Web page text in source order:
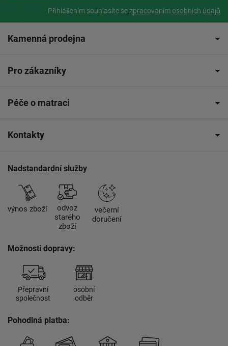
Přihlášením souhlasíte sezpracovaním osobních údajů
Kamenná prodejna
Pro zákazníky
Péče o matraci
Kontakty
Nadstandardní služby
výnos zboží
odvoz
starého
zboží
večerní
doručení
Možnosti dopravy:
Přepravní
společnost
osobní
odběr
Pohodlná platba: